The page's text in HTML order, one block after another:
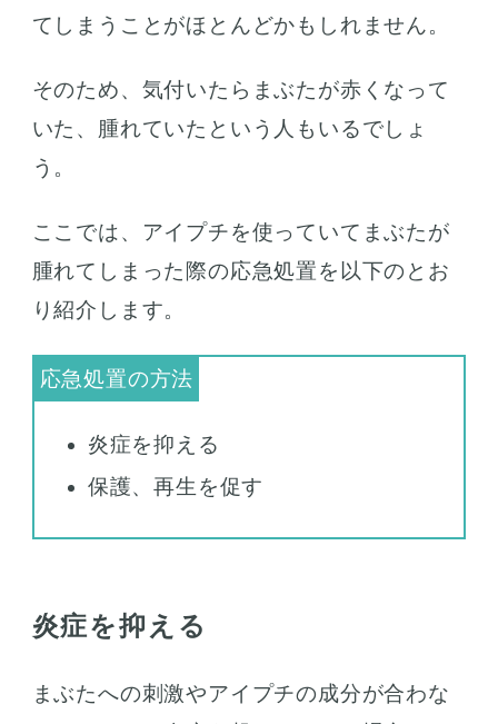
てしまうことがほとんどかもしれません。
そのため、気付いたらまぶたが赤くなって
いた、腫れていたという人もいるでしょ
う。
ここでは、アイプチを使っていてまぶたが
腫れてしまった際の応急処置を以下のとお
り紹介します。
炎症を抑える
保護、再生を促す
炎症を抑える
まぶたへの刺激やアイプチの成分が合わな